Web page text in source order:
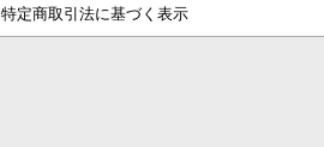
特定商取引法に基づく表示